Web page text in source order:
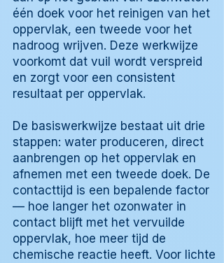
één doek voor het reinigen van het
oppervlak, een tweede voor het
nadroog wrijven. Deze werkwijze
voorkomt dat vuil wordt verspreid
en zorgt voor een consistent
resultaat per oppervlak.
De basiswerkwijze bestaat uit drie
stappen: water produceren, direct
aanbrengen op het oppervlak en
afnemen met een tweede doek. De
contacttijd is een bepalende factor
— hoe langer het ozonwater in
contact blijft met het vervuilde
oppervlak, hoe meer tijd de
chemische reactie heeft. Voor lichte